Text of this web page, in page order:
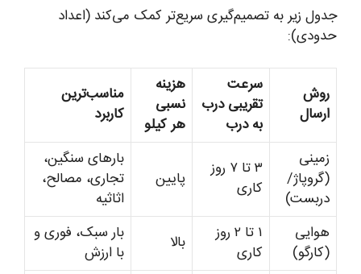
جدول زیر به تصمیم‌گیری سریع‌تر کمک می‌کند (اعداد
حدودی):
روش
ارسال
سرعت
تقریبی درب
به درب
هزینه
نسبی
هر کیلو
مناسب‌ترین
کاربرد
زمینی
(گروپاژ/
دربست)
۳ تا ۷ روز
کاری
پایین
بارهای سنگین،
تجاری، مصالح،
اثاثیه
هوایی
(کارگو)
۱ تا ۲ روز
کاری
بالا
بار سبک، فوری و
با ارزش